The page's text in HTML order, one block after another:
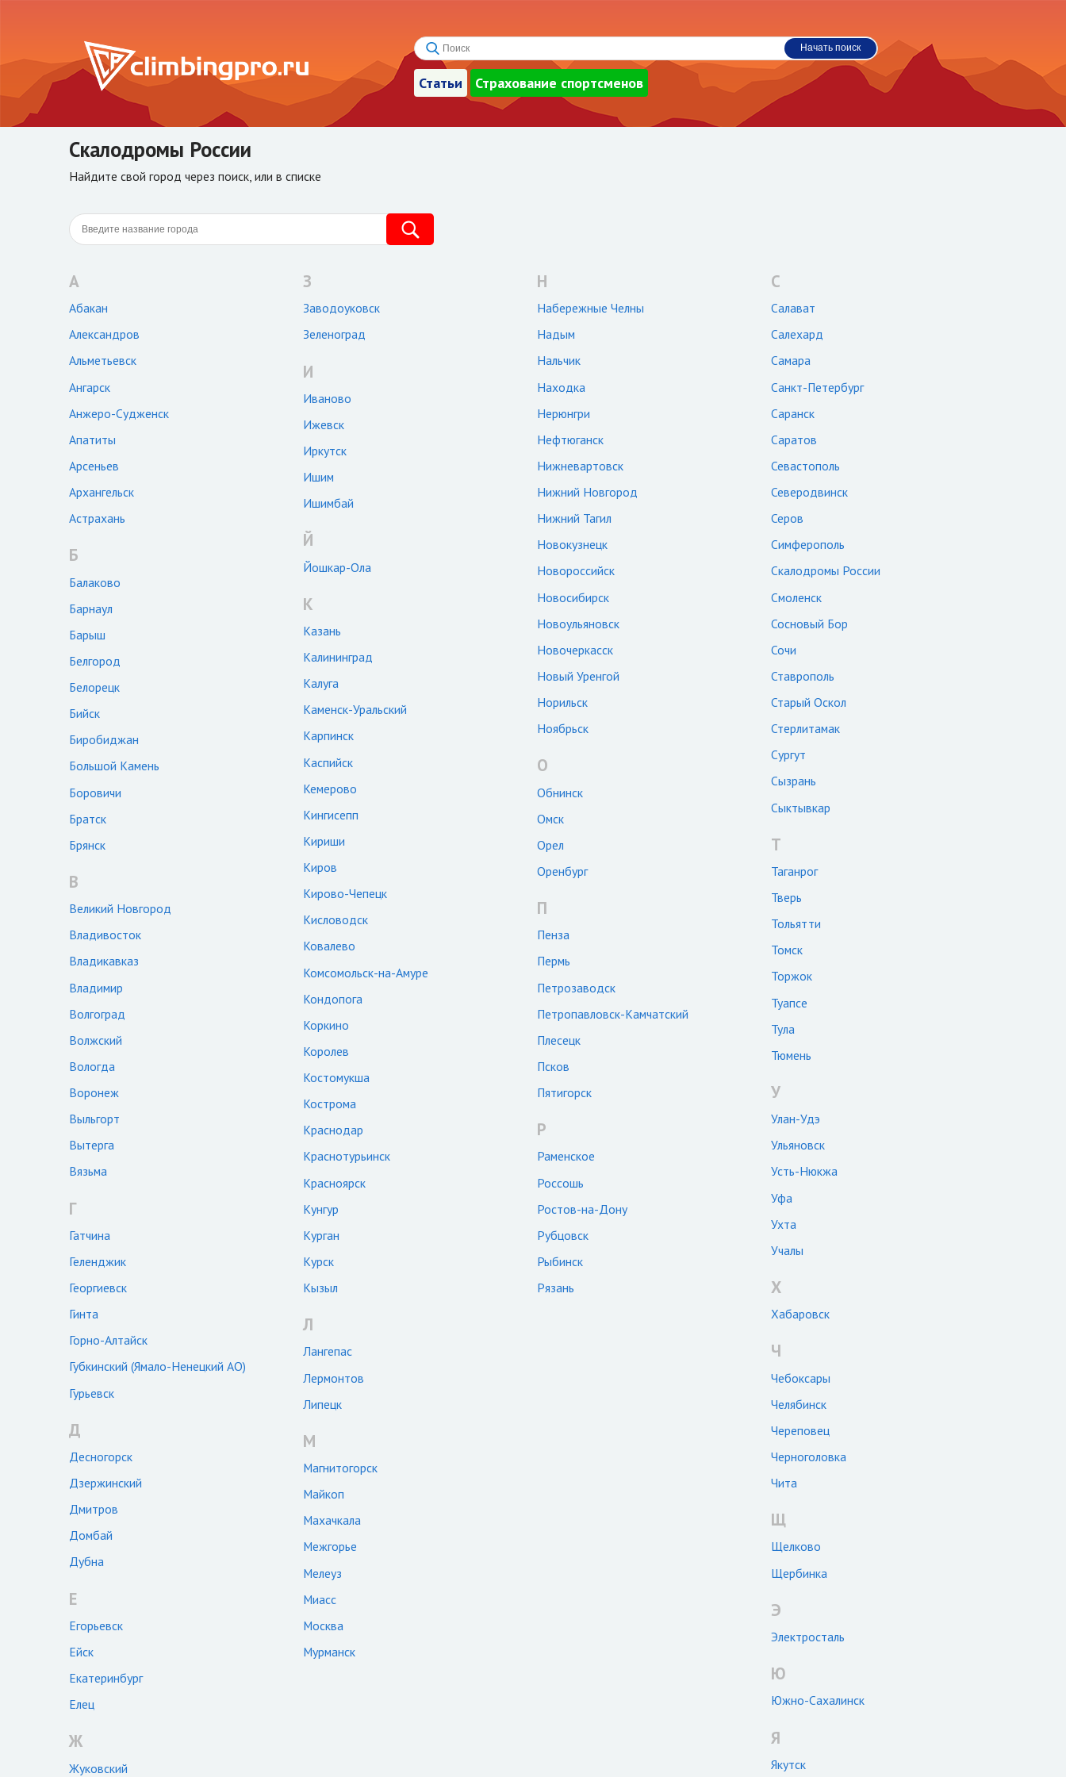
Статьи Страхование спортсменов
Скалодромы России
Найдите свой город через поиск, или в списке
А
Абакан
Александров
Альметьевск
Ангарск
Анжеро-Судженск
Апатиты
Арсеньев
Архангельск
Астрахань
Б
Балаково
Барнаул
Барыш
Белгород
Белорецк
Бийск
Биробиджан
Большой Камень
Боровичи
Братск
Брянск
В
Великий Новгород
Владивосток
Владикавказ
Владимир
Волгоград
Волжский
Вологда
Воронеж
Выльгорт
Вытерга
Вязьма
Г
Гатчина
Геленджик
Георгиевск
Гинта
Горно-Алтайск
Губкинский (Ямало-Ненецкий АО)
Гурьевск
Д
Десногорск
Дзержинский
Дмитров
Домбай
Дубна
Е
Егорьевск
Ейск
Екатеринбург
Елец
Ж
Жуковский
З
Заводоуковск
Зеленоград
И
Иваново
Ижевск
Иркутск
Ишим
Ишимбай
Й
Йошкар-Ола
К
Казань
Калининград
Калуга
Каменск-Уральский
Карпинск
Каспийск
Кемерово
Кингисепп
Кириши
Киров
Кирово-Чепецк
Кисловодск
Ковалево
Комсомольск-на-Амуре
Кондопога
Коркино
Королев
Костомукша
Кострома
Краснодар
Краснотурьинск
Красноярск
Кунгур
Курган
Курск
Кызыл
Л
Лангепас
Лермонтов
Липецк
М
Магнитогорск
Майкоп
Махачкала
Межгорье
Мелеуз
Миасс
Москва
Мурманск
Н
Набережные Челны
Надым
Нальчик
Находка
Нерюнгри
Нефтюганск
Нижневартовск
Нижний Новгород
Нижний Тагил
Новокузнецк
Новороссийск
Новосибирск
Новоульяновск
Новочеркасск
Новый Уренгой
Норильск
Ноябрьск
О
Обнинск
Омск
Орел
Оренбург
П
Пенза
Пермь
Петрозаводск
Петропавловск-Камчатский
Плесецк
Псков
Пятигорск
Р
Раменское
Россошь
Ростов-на-Дону
Рубцовск
Рыбинск
Рязань
С
Салават
Салехард
Самара
Санкт-Петербург
Саранск
Саратов
Севастополь
Северодвинск
Серов
Симферополь
Скалодромы России
Смоленск
Сосновый Бор
Сочи
Ставрополь
Старый Оскол
Стерлитамак
Сургут
Сызрань
Сыктывкар
Т
Таганрог
Тверь
Тольятти
Томск
Торжок
Туапсе
Тула
Тюмень
У
Улан-Удэ
Ульяновск
Усть-Нюкжа
Уфа
Ухта
Учалы
Х
Хабаровск
Ч
Чебоксары
Челябинск
Череповец
Черноголовка
Чита
Щ
Щелково
Щербинка
Э
Электросталь
Ю
Южно-Сахалинск
Я
Якутск